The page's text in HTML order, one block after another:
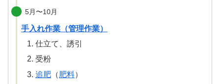
5月〜10月
手入れ作業（管理作業）
仕立て、誘引
受粉
追肥 （肥料）